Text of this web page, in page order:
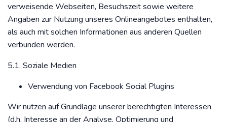
verweisende Webseiten, Besuchszeit sowie weitere
Angaben zur Nutzung unseres Onlineangebotes enthalten,
als auch mit solchen Informationen aus anderen Quellen
verbunden werden.
5.1. Soziale Medien
Verwendung von Facebook Social Plugins
Wir nutzen auf Grundlage unserer berechtigten Interessen
(d.h. Interesse an der Analyse, Optimierung und